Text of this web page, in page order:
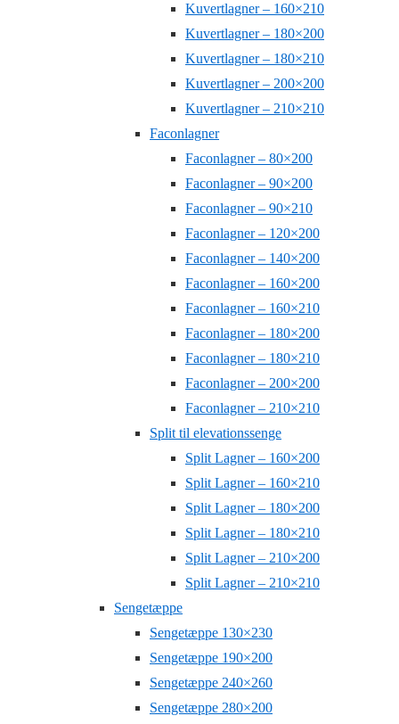
Kuvertlagner – 160×210
Kuvertlagner – 180×200
Kuvertlagner – 180×210
Kuvertlagner – 200×200
Kuvertlagner – 210×210
Faconlagner
Faconlagner – 80×200
Faconlagner – 90×200
Faconlagner – 90×210
Faconlagner – 120×200
Faconlagner – 140×200
Faconlagner – 160×200
Faconlagner – 160×210
Faconlagner – 180×200
Faconlagner – 180×210
Faconlagner – 200×200
Faconlagner – 210×210
Split til elevationssenge
Split Lagner – 160×200
Split Lagner – 160×210
Split Lagner – 180×200
Split Lagner – 180×210
Split Lagner – 210×200
Split Lagner – 210×210
Sengetæppe
Sengetæppe 130×230
Sengetæppe 190×200
Sengetæppe 240×260
Sengetæppe 280×200